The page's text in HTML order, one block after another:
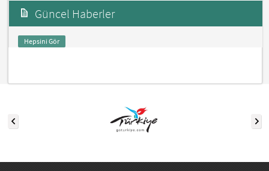
Güncel Haberler
Hepsini Gör